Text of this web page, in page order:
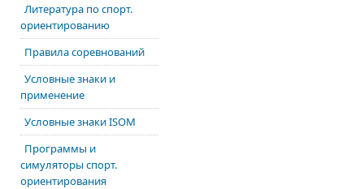
Литература по спорт.
ориентированию
Правила соревнований
Условные знаки и
применение
Условные знаки ISOM
Программы и
симуляторы спорт.
ориентирования